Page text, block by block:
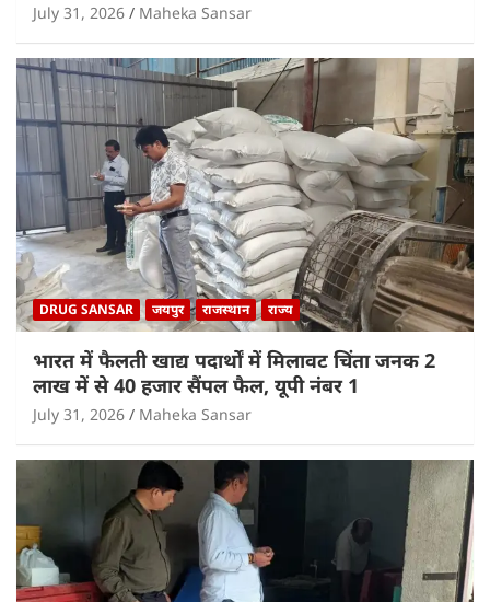
July 31, 2026 Maheka Sansar
DRUG SANSAR जयपुर राजस्थान राज्य
भारत में फैलती खाद्य पदार्थों में मिलावट चिंता जनक 2
लाख में से 40 हजार सैंपल फैल, यूपी नंबर 1
July 31, 2026 Maheka Sansar